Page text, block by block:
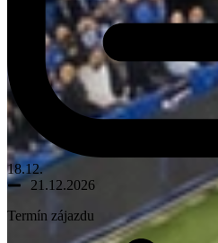
18.12.
21.12.2026
Termín zájazdu